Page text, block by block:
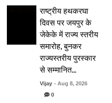
राष्ट्रीय हथकरघा
दिवस पर जयपुर के
जेकेके में राज्य स्तरीय
समारोह, बुनकर
राज्यस्तरीय पुरस्कार
से सम्मानित…
Vijay - Aug 8, 2026
0